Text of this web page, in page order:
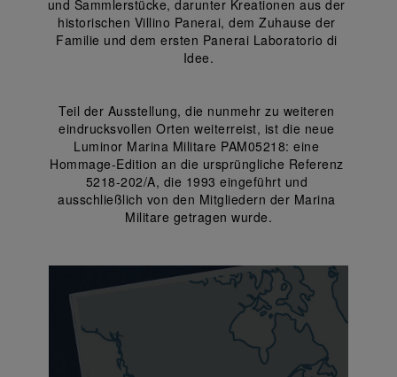
und Sammlerstücke, darunter Kreationen aus der
historischen Villino Panerai, dem Zuhause der
Familie und dem ersten Panerai Laboratorio di
Idee.
Teil der Ausstellung, die nunmehr zu weiteren
eindrucksvollen Orten weiterreist, ist die neue
Luminor Marina Militare PAM05218: eine
Hommage-Edition an die ursprüngliche Referenz
5218-202/A, die 1993 eingeführt und
ausschließlich von den Mitgliedern der Marina
Militare getragen wurde.